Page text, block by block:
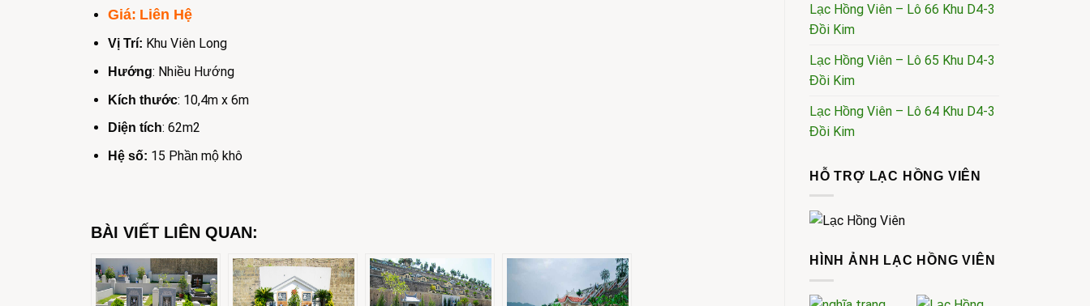
Giá: Liên Hệ
Vị Trí: Khu Viên Long
Hướng: Nhiều Hướng
Kích thước: 10,4m x 6m
Diện tích: 62m2
Hệ số: 15 Phần mộ khô
BÀI VIẾT LIÊN QUAN:
Lạc Hồng Viên – Lô 66 Khu D4-3
Đồi Kim
Lạc Hồng Viên – Lô 65 Khu D4-3
Đồi Kim
Lạc Hồng Viên – Lô 64 Khu D4-3
Đồi Kim
HỖ TRỢ LẠC HỒNG VIÊN
HÌNH ẢNH LẠC HỒNG VIÊN